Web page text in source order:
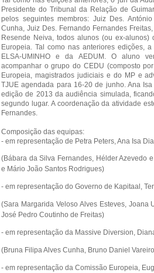
Presidente do Tribunal da Relação de
pelos seguintes membros: Juiz Des.
Cunha, Juiz Des. Fernando Fernandes
Resende Neiva, todos alunos (ou ex-
Europeia. Tal como nas anteriores edições,
ELSA-UMINHO e da AEDUM. O aluno
acompanhar o grupo do CEDU (composto
Europeia, magistrados judiciais e do MP e
TJUE agendada para 16-20 de junho. Ana
edição de 2013 da audiência simulada,
segundo lugar. A coordenação da atividade
Fernandes.
Composição das equipas:
- em representação de Petra Peters, Ana Isa
(Bábara da Silva Fernandes, Hélder Azevedo
e Mário João Santos Rodrigues)
- em representação do Governo de Kapitaal,
(Sara Margarida Veloso Alves Esteves, Joana
José Pedro Coutinho de Freitas)
- em representação da Massive Diversion,
(Bruna Filipa Alves Cunha, Bruno Daniel
- em representação da Comissão Europeia,